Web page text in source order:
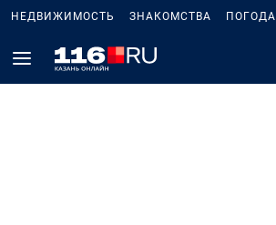
НЕДВИЖИМОСТЬ ЗНАКОМСТВА ПОГОДА